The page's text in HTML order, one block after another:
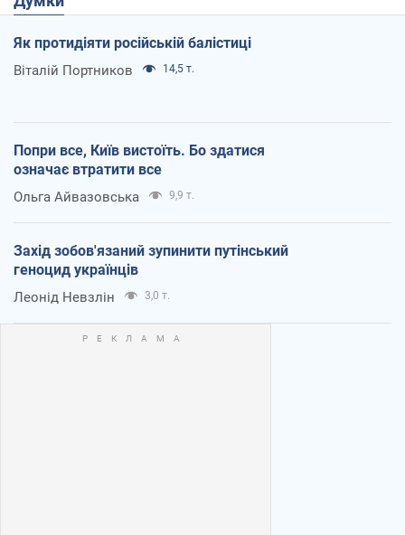
Як протидіяти російській балістиці
Віталій Портников 14,5 т.
Попри все, Київ вистоїть. Бо здатися
означає втратити все
Ольга Айвазовська 9,9 т.
Захід зобов'язаний зупинити путінський
геноцид українців
Леонід Невзлін 3,0 т.